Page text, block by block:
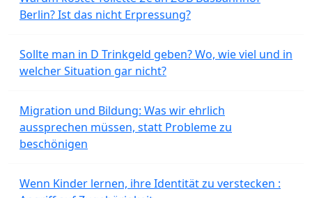
Berlin? Ist das nicht Erpressung?
Sollte man in D Trinkgeld geben? Wo, wie viel und in
welcher Situation gar nicht?
Migration und Bildung: Was wir ehrlich
aussprechen müssen, statt Probleme zu
beschönigen
Wenn Kinder lernen, ihre Identität zu verstecken :